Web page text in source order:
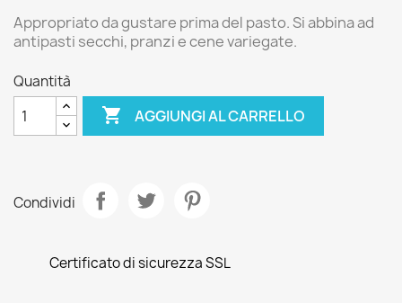
Appropriato da gustare prima del pasto. Si abbina ad
antipasti secchi, pranzi e cene variegate.
Quantità
 AGGIUNGI AL CARRELLO
Condividi
Certificato di sicurezza SSL